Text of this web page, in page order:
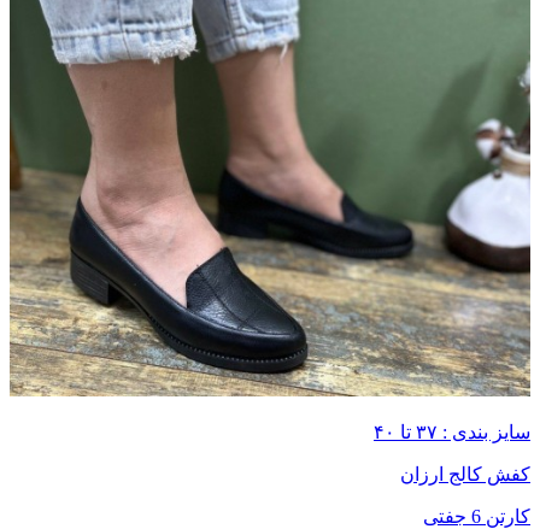
سایز بندی : ۳۷ تا ۴۰
کفش کالج ارزان
کارتن 6 جفتی